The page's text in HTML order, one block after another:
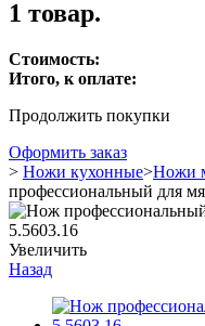
1 товар.
Стоимость:
Итого, к оплате:
Продолжить покупки
Оформить заказ
> Ножи кухонные>Ножи
профессиональный для
Увеличить
Назад